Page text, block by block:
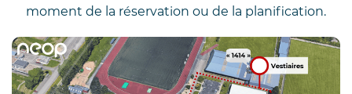
moment de la réservation ou de la planification.